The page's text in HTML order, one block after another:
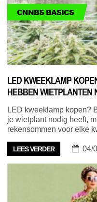
CNNBS BASICS
LED KWEEKLAMP
HEBBEN WIETPLANTEN
LED kweeklamp kopen?
je wietplant nodig heeft,
rekensommen voor elke
LEES VERDER 04/